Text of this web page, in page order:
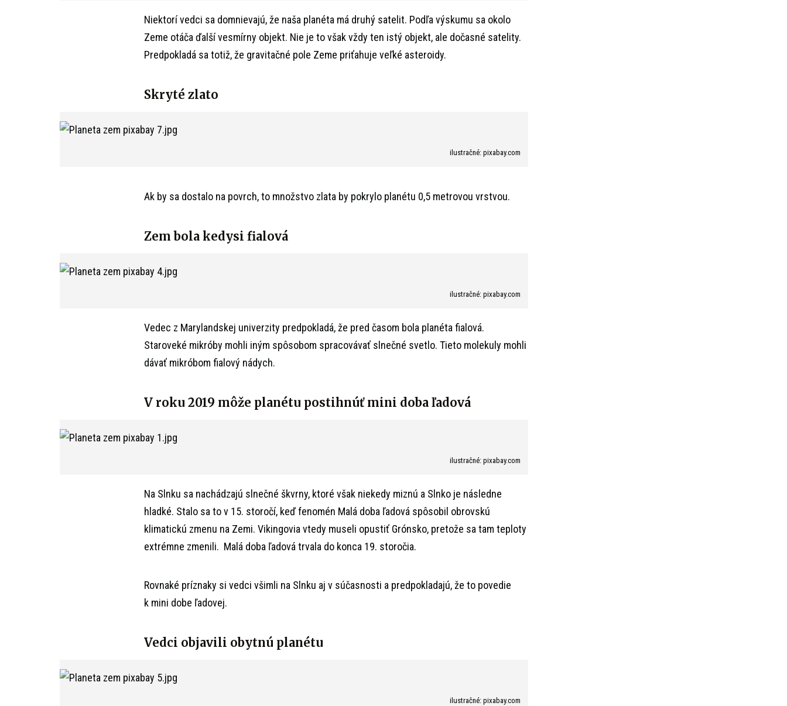
Niektorí vedci sa domnievajú, že naša planéta má druhý satelit. Podľa výskumu sa okolo
Zeme otáča ďalší vesmírny objekt. Nie je to však vždy ten istý objekt, ale dočasné satelity.
Predpokladá sa totiž, že gravitačné pole Zeme priťahuje veľké asteroidy.
Skryté zlato
ilustračné: pixabay.com
Ak by sa dostalo na povrch, to množstvo zlata by pokrylo planétu 0,5 metrovou vrstvou.
Zem bola kedysi fialová
ilustračné: pixabay.com
Vedec z Marylandskej univerzity predpokladá, že pred časom bola planéta fialová.
Staroveké mikróby mohli iným spôsobom spracovávať slnečné svetlo. Tieto molekuly mohli
dávať mikróbom fialový nádych.
V roku 2019 môže planétu postihnúť mini doba ľadová
ilustračné: pixabay.com
Na Slnku sa nachádzajú slnečné škvrny, ktoré však niekedy miznú a Slnko je následne
hladké. Stalo sa to v 15. storočí, keď fenomén Malá doba ľadová spôsobil obrovskú
klimatickú zmenu na Zemi. Vikingovia vtedy museli opustiť Grónsko, pretože sa tam teploty
extrémne zmenili. Malá doba ľadová trvala do konca 19. storočia.
Rovnaké príznaky si vedci všimli na Slnku aj v súčasnosti a predpokladajú, že to povedie
k mini dobe ľadovej.
Vedci objavili obytnú planétu
ilustračné: pixabay.com